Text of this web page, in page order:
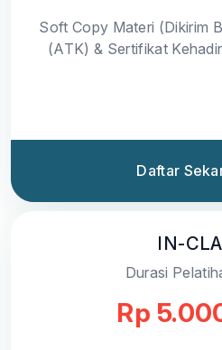
Soft Copy Materi (Dikirim
(ATK) & Sertifikat
Daftar
IN-
Durasi
Rp